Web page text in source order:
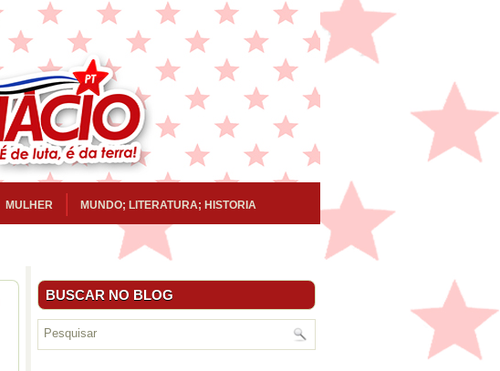
MULHER MUNDO; LITERATURA; HISTORIA
BUSCAR NO BLOG